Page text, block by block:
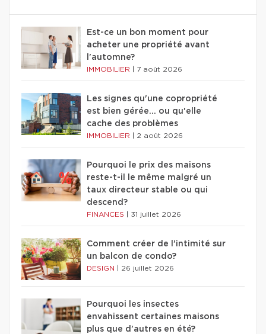
Est-ce un bon moment pour
acheter une propriété avant
l'automne?
IMMOBILIER 7 août 2026
Les signes qu'une copropriété
est bien gérée… ou qu'elle
cache des problèmes
IMMOBILIER 2 août 2026
Pourquoi le prix des maisons
reste-t-il le même malgré un
taux directeur stable ou qui
descend?
FINANCES 31 juillet 2026
Comment créer de l'intimité sur
un balcon de condo?
DESIGN 26 juillet 2026
Pourquoi les insectes
envahissent certaines maisons
plus que d'autres en été?